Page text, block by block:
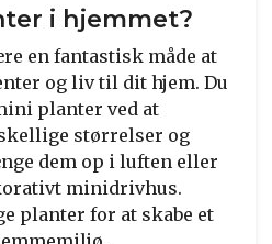
i hjemmet?
en fantastisk måde at
og liv til dit hjem. Du
planter ved at
størrelser og
dem op i luften eller
minidrivhus.
planter for at skabe et